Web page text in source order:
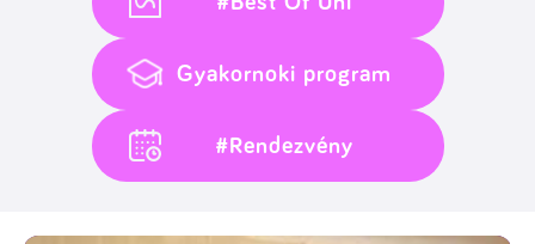
Gyakornoki program
#Rendezvény